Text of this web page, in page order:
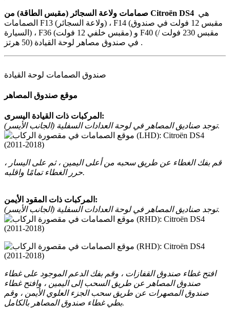
صمامات ولاعة السجائر (مقبس الطاقة) من Citroën DS4
الصمامات F13 (ولاعة السجائر) ، F14 (مقبس 12 فولت في صندوق
السيارة) ، F36 (مقبس خلفي 12 فولت) و F40 (مقبس 230 فولت /
50 هرتز) في صندوق مصاهر لوحة القيادة .
صندوق الصمامات لوحة القيادة
موقع صندوق المصاهر
المركبات ذات القيادة اليسرى:
توجد صناديق المصاهر في لوحة العدادات السفلية (الجانب الأيسر).
قم بفك الغطاء عن طريق سحبه من أعلى اليمين ، ثم على اليسار ،
حرر الغطاء تمامًا واقلبه.
المركبات ذات المقود الأيمن:
توجد صناديق المصاهر في لوحة العدادات السفلية (الجانب الأيسر).
افتح غطاء صندوق القفازات ، وقم بفك الدعم الموجود على غطاء
صندوق المصاهر عن طريق السحب إلى اليمين ، وافتح غطاء
صندوق المصهرات عن طريق سحب الجزء العلوي الأيمن ، وقم
بطي غطاء صندوق المصاهر بالكامل.